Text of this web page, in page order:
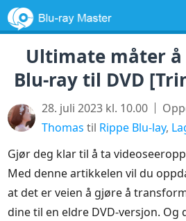
Ultimate måter
Blu-ray til DVD
28. juli 2023 kl. 10.00
Thomas til Rippe Blu-lay,
Gjør deg klar til å ta
Med denne artikkelen vil du
at det er veien å gjøre å
dine til en eldre DVD-versjon. Og